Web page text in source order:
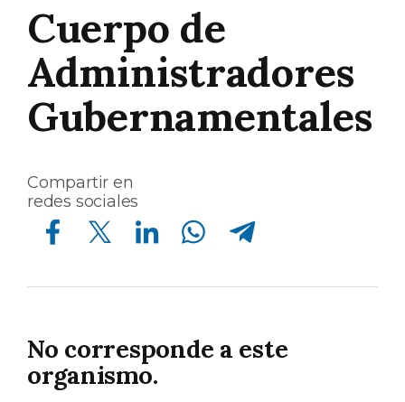
Cuerpo de
Administradores
Gubernamentales
Compartir en
redes sociales
Compartir en Facebook Compartir en Twitter Compartir en Linkedin Compartir en Whatsapp Compartir en Telegram
No corresponde a este
organismo.